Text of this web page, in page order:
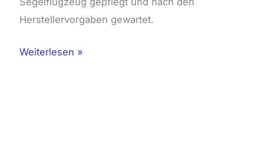
Herstellervorgaben gewartet.
Weiterlesen »